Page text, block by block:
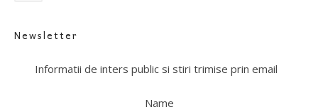
Newsletter
Informatii de inters public si stiri trimise prin email
Name